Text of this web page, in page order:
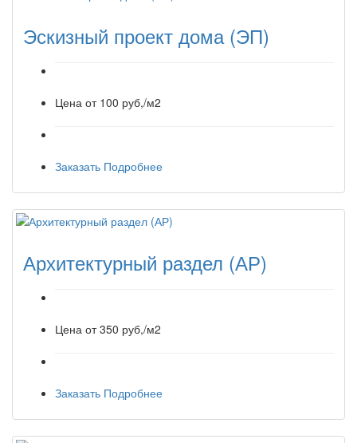
Эскизный проект дома (ЭП)
Цена от 100 руб,/м2
Заказать Подробнее
Архитектурный раздел (АР)
Цена от350 руб,/м2
Заказать Подробнее